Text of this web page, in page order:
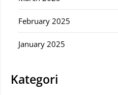
February 2025
January 2025
Kategori